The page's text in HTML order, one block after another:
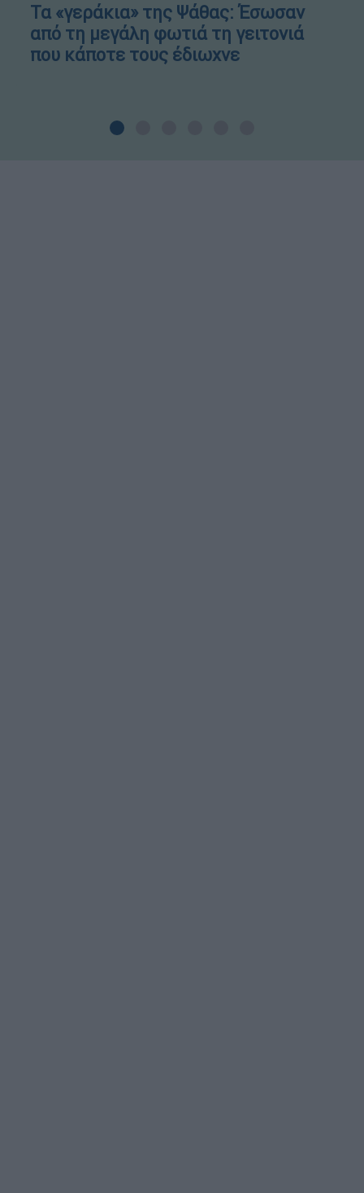
Τα «γεράκια» της Ψάθας: Έσωσαν
από τη μεγάλη φωτιά τη γειτονιά
που κάποτε τους έδιωχνε